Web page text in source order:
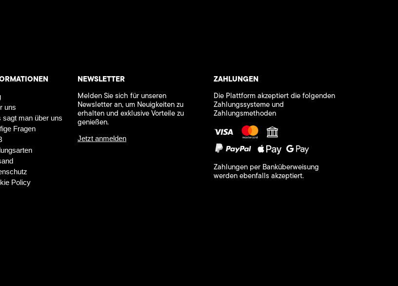
uns
sagt man über uns
Fragen
Policy
NEWSLETTER
Melden Sie sich für unseren
Newsletter an, um Neuigkeiten zu
erhalten und exklusive Vorteile zu
genießen.
Jetzt anmelden
ZAHLUNGEN
Die Plattform akzeptiert die folgenden
Zahlungssysteme und
Zahlungsmethoden
Zahlungen per Banküberweisung
werden ebenfalls akzeptiert.